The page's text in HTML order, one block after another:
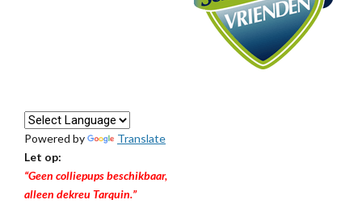
Powered by
Translate
Let op:
“Geen colliepups beschikbaar,
alleen dekreu Tarquin.”